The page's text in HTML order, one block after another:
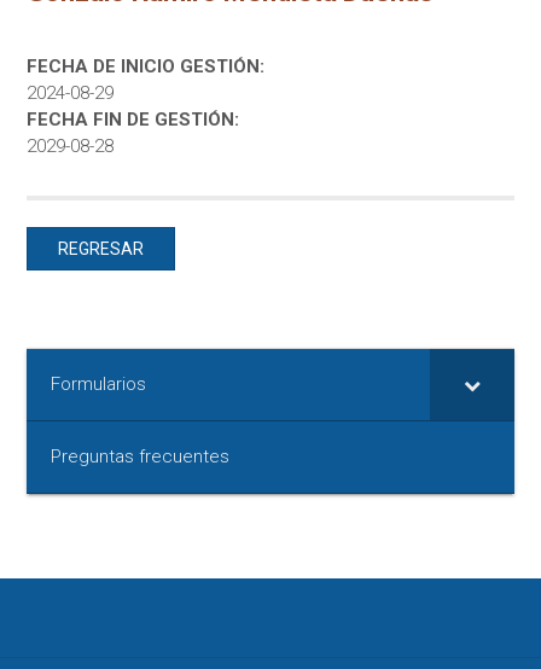
FECHA DE INICIO GESTIÓN:
2024-08-29
FECHA FIN DE GESTIÓN:
2029-08-28
REGRESAR
Formularios
Preguntas frecuentes